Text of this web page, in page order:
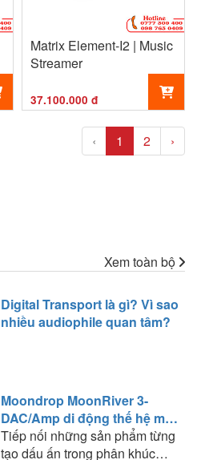
Matrix Element-I2 | Music
Streamer
37.100.000 đ
‹ 1 2 ›
Xem toàn bộ
Digital Transport là gì? Vì sao
nhiều audiophile quan tâm?
Moondrop MoonRiver 3-
DAC/Amp di động thế hệ mới
đáng chú ý
Tiếp nối những sản phẩm từng
tạo dấu ấn trong phân khúc